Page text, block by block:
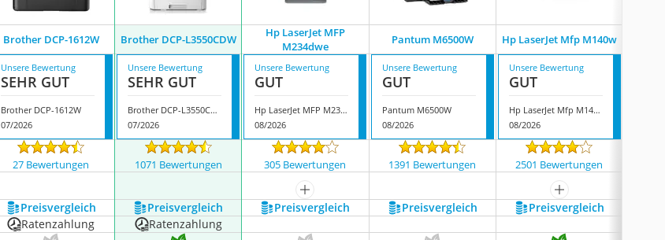
Brother DCP-1612W Brother DCP-L3550CDW
Hp LaserJet MFP
M234dwe
Pantum M6500W Hp LaserJet Mfp M140w
Unsere Bewertung
SEHR GUT
Brother DCP-1612W
07/2026
Unsere Bewertung
SEHR GUT
Brother DCP-L3550CDW
07/2026
Unsere Bewertung
GUT
Hp LaserJet MFP M234dwe
08/2026
Unsere Bewertung
GUT
Pantum M6500W
08/2026
Unsere Bewertung
GUT
Hp LaserJet Mfp M140w
08/2026
27 Bewertungen 1071 Bewertungen 305 Bewertungen 1391 Bewertungen 2501 Bewertungen
mehr anzeigen
mehr anzeigen
Preis­vergleich Preis­vergleich Preis­vergleich Preis­vergleich Preis­vergleich
Ratenzahlung Ratenzahlung